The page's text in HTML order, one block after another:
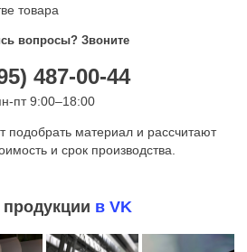
товара
вопросы? Звоните
487-00-44
пт 9:00–18:00
подобрать материал и рассчитают
и срок производства.
в VK